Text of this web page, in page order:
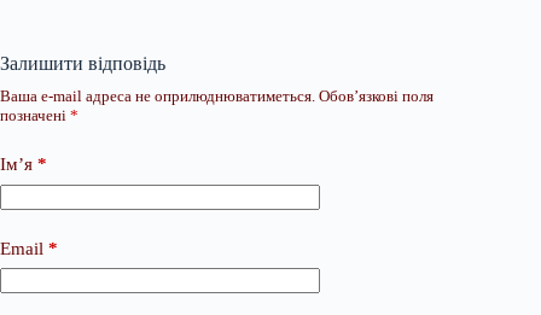
Залишити відповідь
Ваша e-mail адреса не оприлюднюватиметься. Обов’язкові поля
позначені *
Ім’я *
Email *